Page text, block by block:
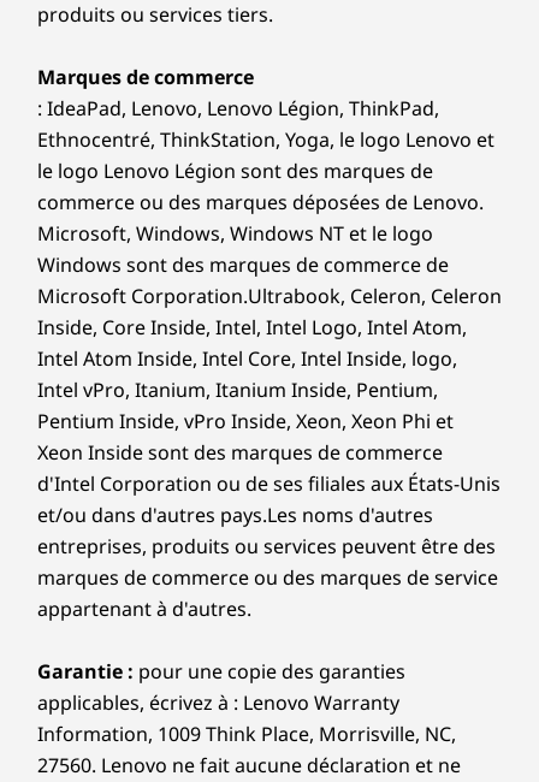
Une meilleure expérience & tactile de
type
Soyez aussi productif que possible avec le
Chromebook IdeaPad Flex 5i Plus. Un pavé
tactile centré qui s'aligne sur la touche
d'espace offre une meilleure expérience de
saisie, et avec un grand pavé tactile,
sélectionnez et modifiez le contenu avec une
plus grande précision. Et lorsque le soleil se
couche ou que vous travaillez dans une pièce
sombre, le clavier rétroéclairé vous aide à ne
pas perdre de vue.
Dimensions (L x l x H)
19,7 mm x 315,5 mm x 229 mm / 0,8 po x 12,4 po x
9,0 po
Poids
À partir de 1,62 kg / 3,57 lbs
Stylet
Stylet Lenovo USI en option
Couleur
Storm Grey
Les spécifications peuvent varier selon la région et/ou le modèle et la
disponibilité
Autres informations
Logiciel Préinstallé
Assistant Google
Android™ Studio
Ce qui est dans la boîte
Chromebook IdeaPad Flex 5i Plus 7e génération (14 po
produits ou services tiers.
Marques de commerce
: IdeaPad, Lenovo, Lenovo Légion, ThinkPad,
Ethnocentré, ThinkStation, Yoga, le logo Lenovo et
le logo Lenovo Légion sont des marques de
commerce ou des marques déposées de Lenovo.
Microsoft, Windows, Windows NT et le logo
Windows sont des marques de commerce de
Microsoft Corporation.Ultrabook, Celeron, Celeron
Inside, Core Inside, Intel, Intel Logo, Intel Atom,
Intel Atom Inside, Intel Core, Intel Inside, logo,
Intel vPro, Itanium, Itanium Inside, Pentium,
Pentium Inside, vPro Inside, Xeon, Xeon Phi et
Xeon Inside sont des marques de commerce
d'Intel Corporation ou de ses filiales aux États-Unis
et/ou dans d'autres pays.Les noms d'autres
entreprises, produits ou services peuvent être des
marques de commerce ou des marques de service
appartenant à d'autres.
Garantie : pour une copie des garanties
applicables, écrivez à : Lenovo Warranty
Information, 1009 Think Place, Morrisville, NC,
27560. Lenovo ne fait aucune déclaration et ne